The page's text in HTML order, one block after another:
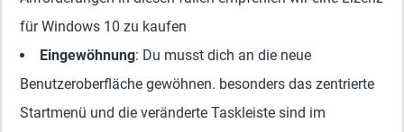
für Windows 10 zu kaufen
Eingewöhnung: Du musst dich an die neue
Benutzeroberfläche gewöhnen. besonders das zentrierte
Startmenü und die veränderte Taskleiste sind im